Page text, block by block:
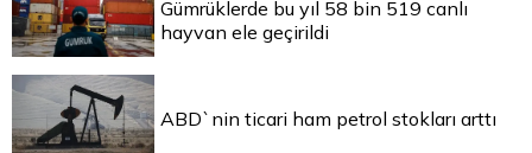
Gümrüklerde bu yıl 58 bin 519 canlı
hayvan ele geçirildi
ABD`nin ticari ham petrol stokları arttı